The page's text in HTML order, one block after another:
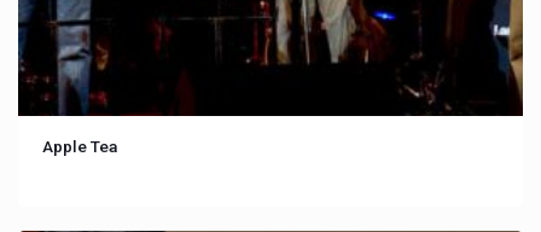
Apple Tea